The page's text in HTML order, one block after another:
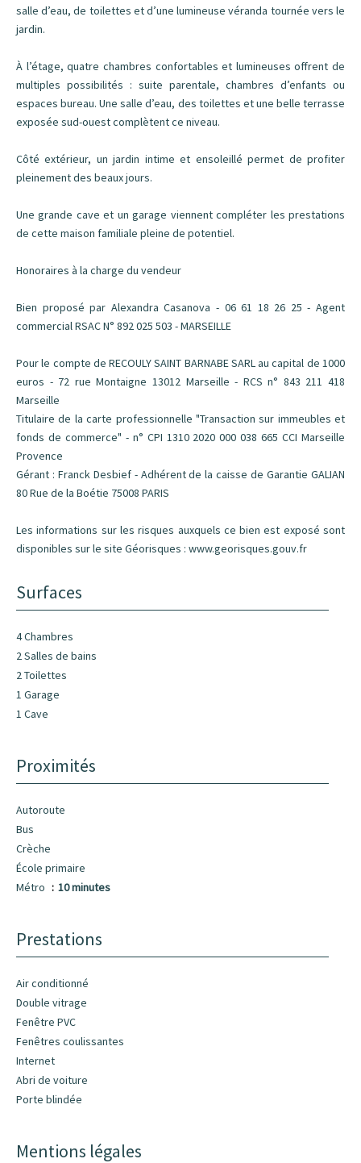
salle d’eau, de toilettes et d’une lumineuse véranda tournée vers le
jardin.
À l’étage, quatre chambres confortables et lumineuses offrent de
multiples possibilités : suite parentale, chambres d’enfants ou
espaces bureau. Une salle d’eau, des toilettes et une belle terrasse
exposée sud-ouest complètent ce niveau.
Côté extérieur, un jardin intime et ensoleillé permet de profiter
pleinement des beaux jours.
Une grande cave et un garage viennent compléter les prestations
de cette maison familiale pleine de potentiel.
Honoraires à la charge du vendeur
Bien proposé par Alexandra Casanova - 06 61 18 26 25 - Agent
commercial RSAC N° 892 025 503 - MARSEILLE
Pour le compte de RECOULY SAINT BARNABE SARL au capital de 1000
euros - 72 rue Montaigne 13012 Marseille - RCS n° 843 211 418
Marseille
Titulaire de la carte professionnelle "Transaction sur immeubles et
fonds de commerce" - n° CPI 1310 2020 000 038 665 CCI Marseille
Provence
Gérant : Franck Desbief - Adhérent de la caisse de Garantie GALIAN
80 Rue de la Boétie 75008 PARIS
Les informations sur les risques auxquels ce bien est exposé sont
disponibles sur le site Géorisques : www.georisques.gouv.fr
Surfaces
4 Chambres
2 Salles de bains
2 Toilettes
1 Garage
1 Cave
Proximités
Autoroute
Bus
Crèche
École primaire
Métro
10 minutes
Prestations
Air conditionné
Double vitrage
Fenêtre PVC
Fenêtres coulissantes
Internet
Abri de voiture
Porte blindée
Mentions légales